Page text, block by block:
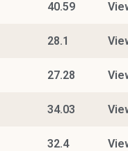
40.59
28.1
27.28
34.03
32.4